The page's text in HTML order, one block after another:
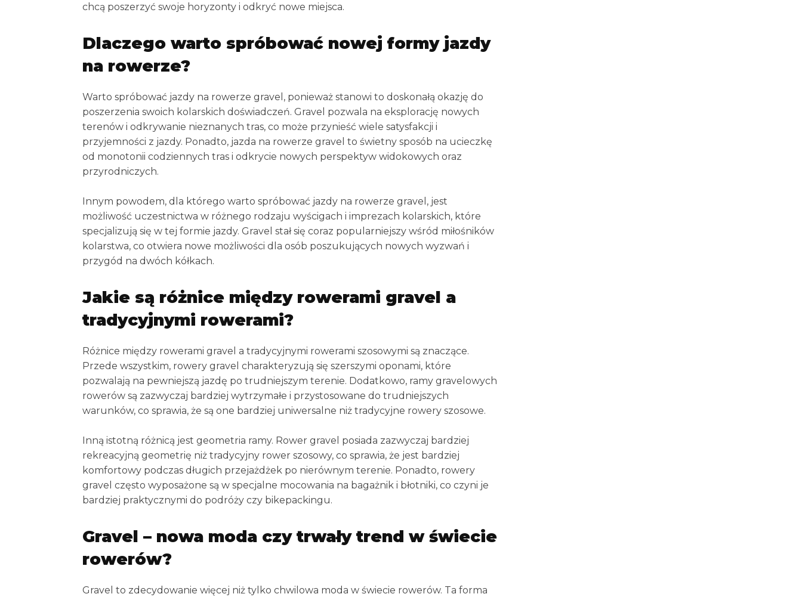
chcą poszerzyć swoje horyzonty i odkryć nowe miejsca.
Dlaczego warto spróbować nowej formy jazdy
na rowerze?
Warto spróbować jazdy na rowerze gravel, ponieważ stanowi to doskonałą okazję do
poszerzenia swoich kolarskich doświadczeń. Gravel pozwala na eksplorację nowych
terenów i odkrywanie nieznanych tras, co może przynieść wiele satysfakcji i
przyjemności z jazdy. Ponadto, jazda na rowerze gravel to świetny sposób na ucieczkę
od monotonii codziennych tras i odkrycie nowych perspektyw widokowych oraz
przyrodniczych.
Innym powodem, dla którego warto spróbować jazdy na rowerze gravel, jest
możliwość uczestnictwa w różnego rodzaju wyścigach i imprezach kolarskich, które
specjalizują się w tej formie jazdy. Gravel stał się coraz popularniejszy wśród miłośników
kolarstwa, co otwiera nowe możliwości dla osób poszukujących nowych wyzwań i
przygód na dwóch kółkach.
Jakie są różnice między rowerami gravel a
tradycyjnymi rowerami?
Różnice między rowerami gravel a tradycyjnymi rowerami szosowymi są znaczące.
Przede wszystkim, rowery gravel charakteryzują się szerszymi oponami, które
pozwalają na pewniejszą jazdę po trudniejszym terenie. Dodatkowo, ramy gravelowych
rowerów są zazwyczaj bardziej wytrzymałe i przystosowane do trudniejszych
warunków, co sprawia, że są one bardziej uniwersalne niż tradycyjne rowery szosowe.
Inną istotną różnicą jest geometria ramy. Rower gravel posiada zazwyczaj bardziej
rekreacyjną geometrię niż tradycyjny rower szosowy, co sprawia, że jest bardziej
komfortowy podczas długich przejażdżek po nierównym terenie. Ponadto, rowery
gravel często wyposażone są w specjalne mocowania na bagażnik i błotniki, co czyni je
bardziej praktycznymi do podróży czy bikepackingu.
Gravel – nowa moda czy trwały trend w świecie
rowerów?
Gravel to zdecydowanie więcej niż tylko chwilowa moda w świecie rowerów. Ta forma